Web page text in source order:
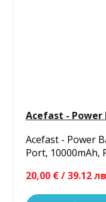
Acefast - Power
Acefast - Power
Port, 10000mAh,
20,00 € / 39.12